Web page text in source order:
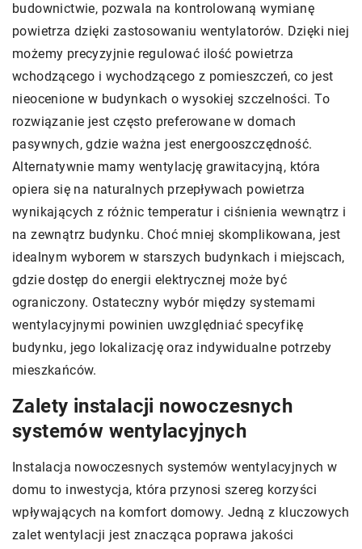
budownictwie, pozwala na kontrolowaną wymianę
powietrza dzięki zastosowaniu wentylatorów. Dzięki niej
możemy precyzyjnie regulować ilość powietrza
wchodzącego i wychodzącego z pomieszczeń, co jest
nieocenione w budynkach o wysokiej szczelności. To
rozwiązanie jest często preferowane w domach
pasywnych, gdzie ważna jest energooszczędność.
Alternatywnie mamy wentylację grawitacyjną, która
opiera się na naturalnych przepływach powietrza
wynikających z różnic temperatur i ciśnienia wewnątrz i
na zewnątrz budynku. Choć mniej skomplikowana, jest
idealnym wyborem w starszych budynkach i miejscach,
gdzie dostęp do energii elektrycznej może być
ograniczony. Ostateczny wybór między systemami
wentylacyjnymi powinien uwzględniać specyfikę
budynku, jego lokalizację oraz indywidualne potrzeby
mieszkańców.
Zalety instalacji nowoczesnych
systemów wentylacyjnych
Instalacja nowoczesnych systemów wentylacyjnych w
domu to inwestycja, która przynosi szereg korzyści
wpływających na komfort domowy. Jedną z kluczowych
zalet wentylacji jest znacząca poprawa jakości